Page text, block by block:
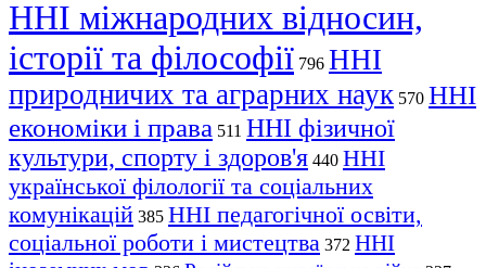
ННІ міжнародних відносин,
історії та філософії 796 ННІ
природничих та аграрних наук 570 ННІ
економіки і права 511 ННІ фізичної
культури, спорту і здоров'я 440 ННІ
української філології та соціальних
комунікацій 385 ННІ педагогічної освіти,
соціальної роботи і мистецтва 372 ННІ